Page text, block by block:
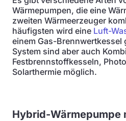
Wärmepumpen, die eine
zweiten Wärmeerzeuger
häufigsten wird eine Luft-
einem Gas-Brennwertkessel
System sind aber auch
Festbrennstoffkesseln,
Solarthermie möglich.
Hybrid-Wärmepumpe